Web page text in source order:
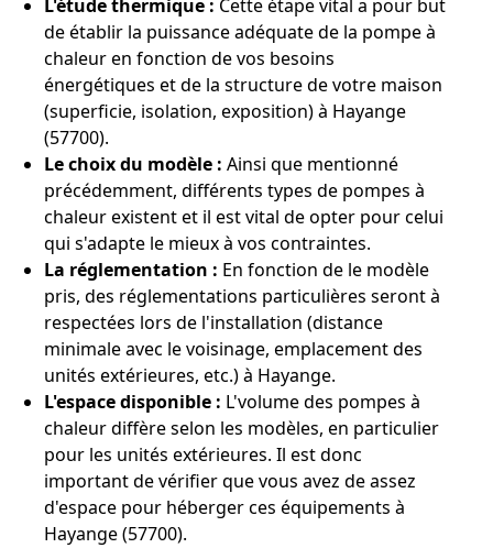
L'étude thermique : Cette étape vital a pour but
de établir la puissance adéquate de la pompe à
chaleur en fonction de vos besoins
énergétiques et de la structure de votre maison
(superficie, isolation, exposition) à Hayange
(57700).
Le choix du modèle : Ainsi que mentionné
précédemment, différents types de pompes à
chaleur existent et il est vital de opter pour celui
qui s'adapte le mieux à vos contraintes.
La réglementation : En fonction de le modèle
pris, des réglementations particulières seront à
respectées lors de l'installation (distance
minimale avec le voisinage, emplacement des
unités extérieures, etc.) à Hayange.
L'espace disponible : L'volume des pompes à
chaleur diffère selon les modèles, en particulier
pour les unités extérieures. Il est donc
important de vérifier que vous avez de assez
d'espace pour héberger ces équipements à
Hayange (57700).